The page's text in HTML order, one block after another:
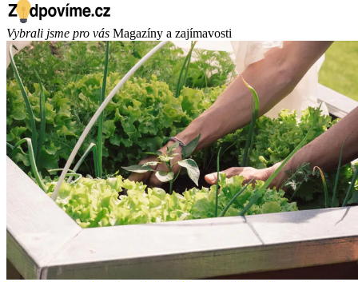
Vybrali jsme pro vás Magazíny a zajímavosti